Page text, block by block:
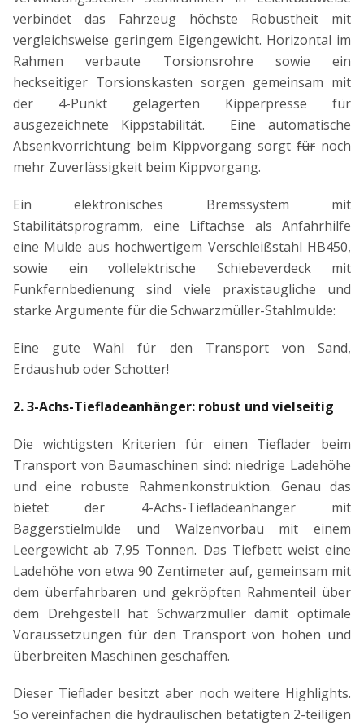
verbindet das Fahrzeug höchste Robustheit mit
vergleichsweise geringem Eigengewicht. Horizontal im
Rahmen verbaute Torsionsrohre sowie ein
heckseitiger Torsionskasten sorgen gemeinsam mit
der 4-Punkt gelagerten Kipperpresse für
ausgezeichnete Kippstabilität. Eine automatische
Absenkvorrichtung beim Kippvorgang sorgt für noch
mehr Zuverlässigkeit beim Kippvorgang.
Ein elektronisches Bremssystem mit
Stabilitätsprogramm, eine Liftachse als Anfahrhilfe
eine Mulde aus hochwertigem Verschleißstahl HB450,
sowie ein vollelektrische Schiebeverdeck mit
Funkfernbedienung sind viele praxistaugliche und
starke Argumente für die Schwarzmüller-Stahlmulde:
Eine gute Wahl für den Transport von Sand,
Erdaushub oder Schotter!
2. 3-Achs-Tiefladeanhänger: robust und vielseitig
Die wichtigsten Kriterien für einen Tieflader beim
Transport von Baumaschinen sind: niedrige Ladehöhe
und eine robuste Rahmenkonstruktion. Genau das
bietet der 4-Achs-Tiefladeanhänger mit
Baggerstielmulde und Walzenvorbau mit einem
Leergewicht ab 7,95 Tonnen. Das Tiefbett weist eine
Ladehöhe von etwa 90 Zentimeter auf, gemeinsam mit
dem überfahrbaren und gekröpften Rahmenteil über
dem Drehgestell hat Schwarzmüller damit optimale
Voraussetzungen für den Transport von hohen und
überbreiten Maschinen geschaffen.
Dieser Tieflader besitzt aber noch weitere Highlights.
So vereinfachen die hydraulischen betätigten 2-teiligen